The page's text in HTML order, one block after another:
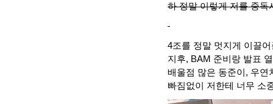
하 정말 이렇게 저를 중독
4조를 정말 멋지게 이끌어
지후, BAM 준비랑 발표
배울점 많은 동준이 , 우연
빠짐없이 저한테 너무 소